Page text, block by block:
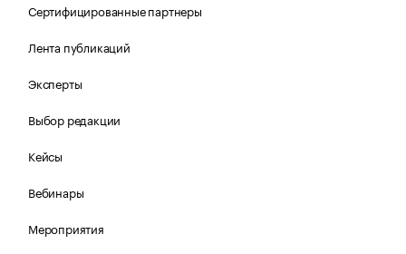
Сертифицированные партнеры
Лента публикаций
Эксперты
Выбор редакции
Кейсы
Вебинары
Мероприятия